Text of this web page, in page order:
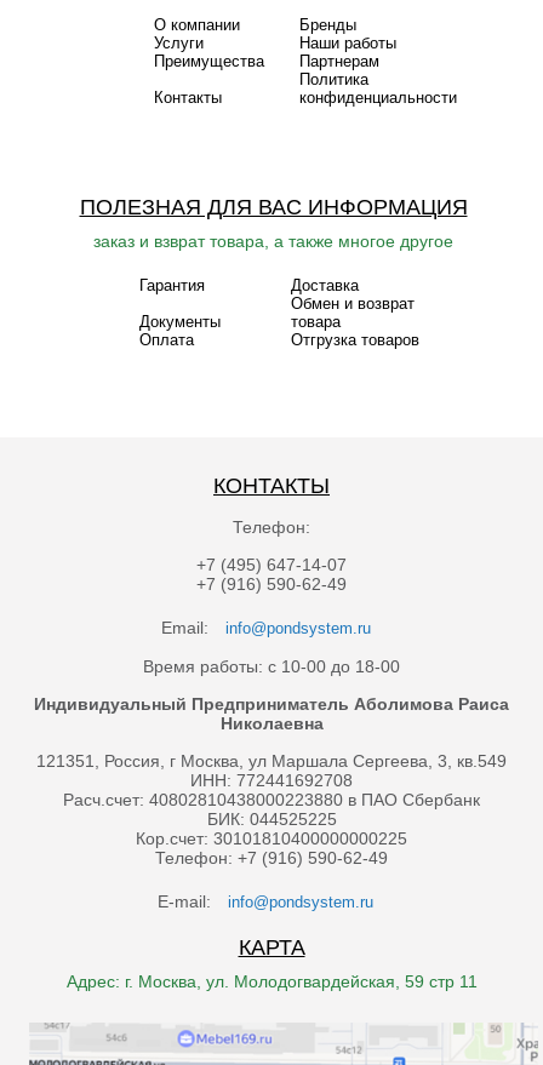
О компании
Бренды
Услуги
Наши работы
Преимущества
Партнерам
Контакты
Политика
конфиденциальности
ПОЛЕЗНАЯ ДЛЯ ВАС ИНФОРМАЦИЯ
заказ и взврат товара, а также многое другое
Гарантия
Доставка
Документы
Обмен и возврат
товара
Оплата
Отгрузка товаров
КОНТАКТЫ
Телефон:
+7 (495) 647-14-07
+7 (916) 590-62-49
Email: info@pondsystem.ru
Время работы: с 10-00 до 18-00
Индивидуальный Предприниматель Аболимова Раиса
Николаевна
121351, Россия, г Москва, ул Маршала Сергеева, 3, кв.549
ИНН: 772441692708
Расч.счет: 40802810438000223880 в ПАО Сбербанк
БИК: 044525225
Кор.счет: 30101810400000000225
Телефон: +7 (916) 590-62-49
E-mail: info@pondsystem.ru
КАРТА
Адрес: г. Москва, ул. Молодогвардейская, 59 стр 11